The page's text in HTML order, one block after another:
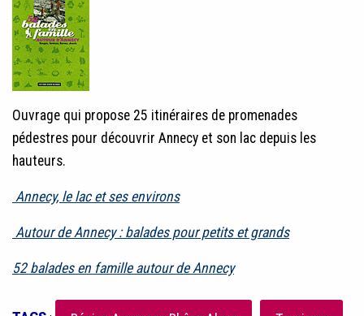
Ouvrage qui propose 25 itinéraires de promenades
pédestres pour découvrir Annecy et son lac depuis les
hauteurs.
Annecy, le lac et ses environs
Autour de Annecy : balades pour petits et grands
52 balades en famille autour de Annecy